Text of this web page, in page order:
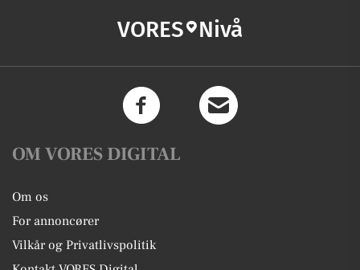
VORES Nivå
OM VORES DIGITAL
Om os
For annoncører
Vilkår og Privatlivspolitik